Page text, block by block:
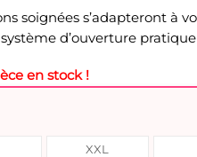
soignées s’adapteront à
d’ouverture
en stock !
XXL